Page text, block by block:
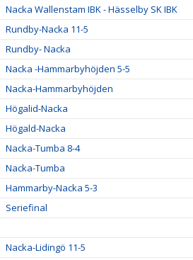
Nacka Wallenstam IBK - Hässelby SK IBK
Rundby-Nacka 11-5
Rundby- Nacka
Nacka -Hammarbyhöjden 5-5
Nacka-Hammarbyhöjden
Högalid-Nacka
Högald-Nacka
Nacka-Tumba 8-4
Nacka-Tumba
Hammarby-Nacka 5-3
Seriefinal
Nacka-Lidingö 11-5